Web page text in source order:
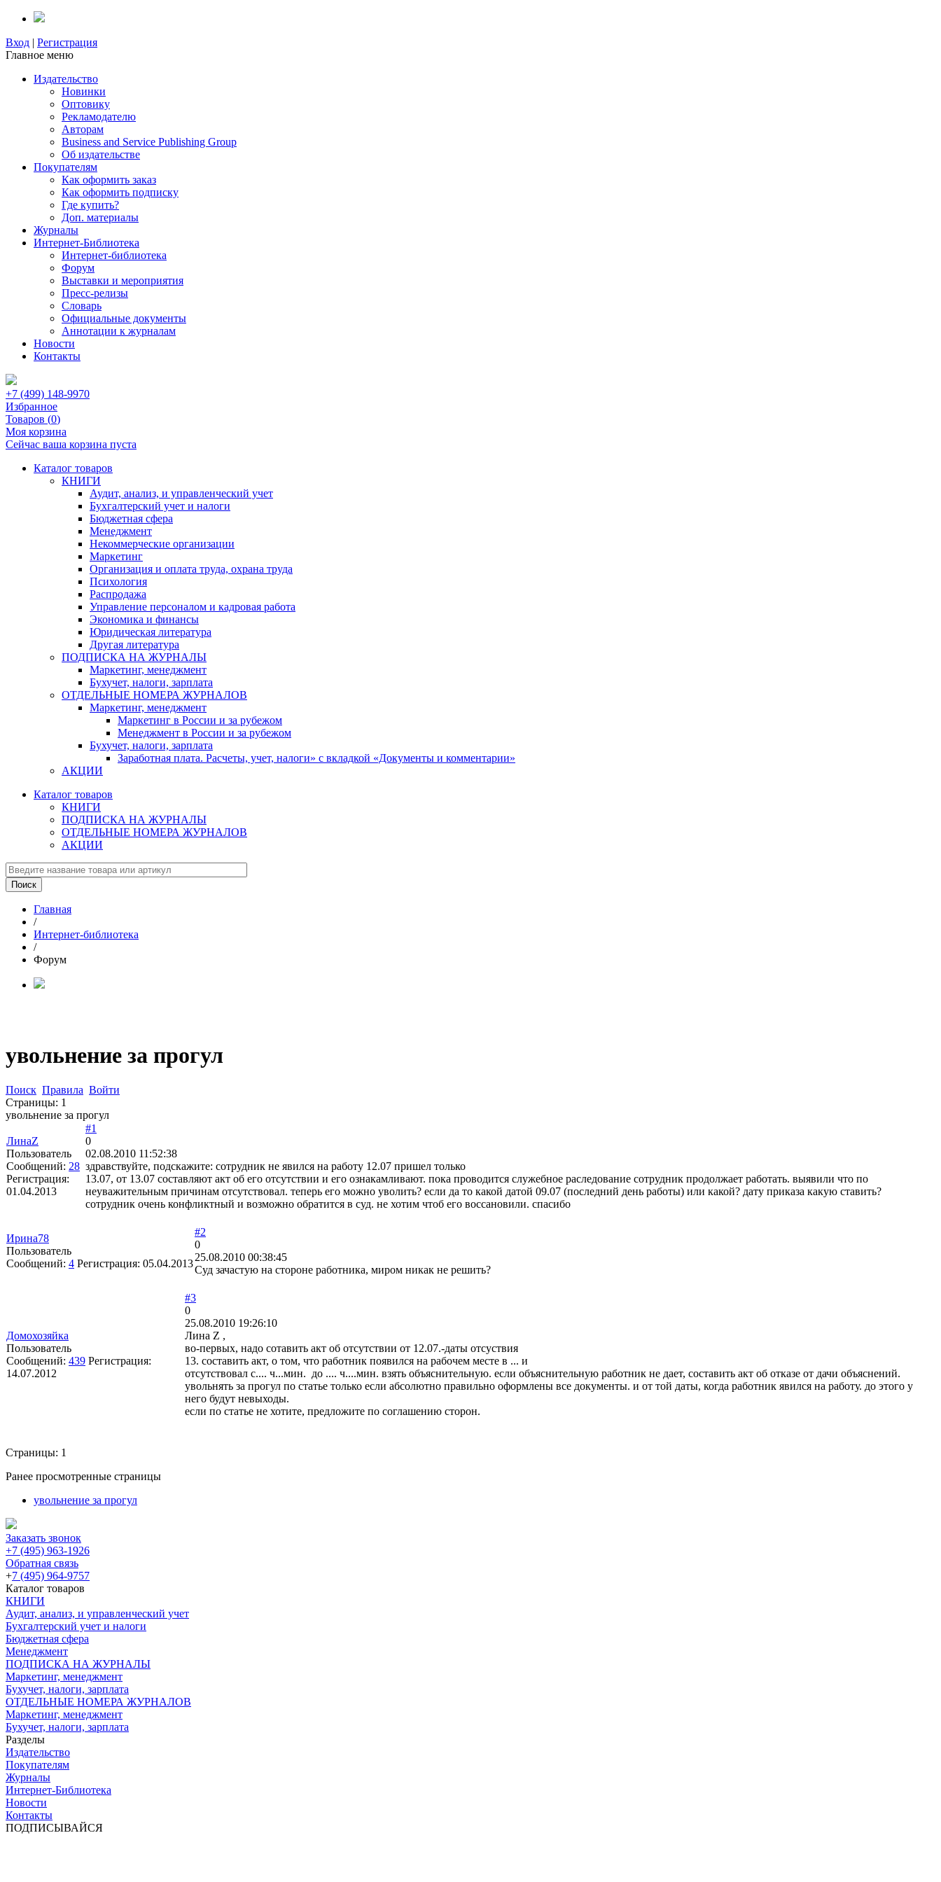
Вход | Регистрация
Главное меню
Издательство
Новинки
Оптовику
Рекламодателю
Авторам
Business and Service Publishing Group
Об издательстве
Покупателям
Как оформить заказ
Как оформить подписку
Где купить?
Доп. материалы
Журналы
Интернет-Библиотека
Интернет-библиотека
Форум
Выставки и мероприятия
Пресс-релизы
Словарь
Официальные документы
Аннотации к журналам
Новости
Контакты
+7 (499) 148-9970
Избранное
Товаров (0)
Моя корзина
Сейчас ваша корзина пуста
Каталог товаров
КНИГИ
Аудит, анализ, и управленческий учет
Бухгалтерский учет и налоги
Бюджетная сфера
Менеджмент
Некоммерческие организации
Маркетинг
Организация и оплата труда, охрана труда
Психология
Распродажа
Управление персоналом и кадровая работа
Экономика и финансы
Юридическая литература
Другая литература
ПОДПИСКА НА ЖУРНАЛЫ
Маркетинг, менеджмент
Бухучет, налоги, зарплата
ОТДЕЛЬНЫЕ НОМЕРА ЖУРНАЛОВ
Маркетинг, менеджмент
Маркетинг в России и за рубежом
Менеджмент в России и за рубежом
Бухучет, налоги, зарплата
Заработная плата. Расчеты, учет, налоги» с вкладкой «Документы и комментарии»
АКЦИИ
Каталог товаров
КНИГИ
ПОДПИСКА НА ЖУРНАЛЫ
ОТДЕЛЬНЫЕ НОМЕРА ЖУРНАЛОВ
АКЦИИ
Главная
/
Интернет-библиотека
/
Форум
увольнение за прогул
Поиск Правила Войти
Страницы: 1
увольнение за прогул
ЛинаZ
Пользователь
Сообщений: 28
Регистрация:
01.04.2013
#1
0
02.08.2010 11:52:38
здравствуйте, подскажите: сотрудник не явился на работу 12.07 пришел только
13.07, от 13.07 составляют акт об его отсутствии и его ознакамливают. пока проводится служебное раследование сотрудник продолжает работать. выявили что по
неуважительным причинам отсутствовал. теперь его можно уволить? если да то какой датой 09.07 (последний день работы) или какой? дату приказа какую ставить?
сотрудник очень конфликтный и возможно обратится в суд. не хотим чтоб его воссановили. спасибо
Ирина78
Пользователь
Сообщений: 4 Регистрация: 05.04.2013
#2
0
25.08.2010 00:38:45
Суд зачастую на стороне работника, миром никак не решить?
Домохозяйка
Пользователь
Сообщений: 439 Регистрация:
14.07.2012
#3
0
25.08.2010 19:26:10
Лина Z ,
во-первых, надо сотавить акт об отсутствии от 12.07.-даты отсуствия
13. составить акт, о том, что работник появился на рабочем месте в ... и
отсутствовал с.... ч...мин. до .... ч....мин. взять объяснительную. если объяснительную работник не дает, составить акт об отказе от дачи объяснений.
увольнять за прогул по статье только если абсолютно правильно оформлены все документы. и от той даты, когда работник явился на работу. до этого у
него будут невыходы.
если по статье не хотите, предложите по соглашению сторон.
Страницы: 1
Ранее просмотренные страницы
увольнение за прогул
Заказать звонок
+7 (495) 963-1926
Обратная связь
+7 (495) 964-9757
Каталог товаров
КНИГИ
Аудит, анализ, и управленческий учет
Бухгалтерский учет и налоги
Бюджетная сфера
Менеджмент
ПОДПИСКА НА ЖУРНАЛЫ
Маркетинг, менеджмент
Бухучет, налоги, зарплата
ОТДЕЛЬНЫЕ НОМЕРА ЖУРНАЛОВ
Маркетинг, менеджмент
Бухучет, налоги, зарплата
Разделы
Издательство
Покупателям
Журналы
Интернет-Библиотека
Новости
Контакты
ПОДПИСЫВАЙСЯ